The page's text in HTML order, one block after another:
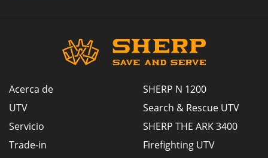
Acerca de
UTV
Servicio
Trade-in
SHERP N 1200
Search & Rescue UTV
SHERP THE ARK 3400
Firefighting UTV